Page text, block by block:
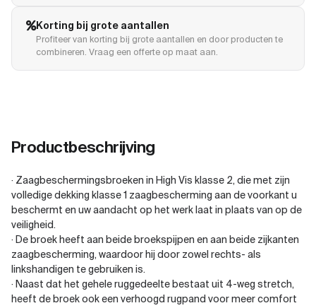
Korting bij grote aantallen
Profiteer van korting bij grote aantallen en door producten te
combineren. Vraag een offerte op maat aan.
Productbeschrijving
· Zaagbeschermingsbroeken in High Vis klasse 2, die met zijn
volledige dekking klasse 1 zaagbescherming aan de voorkant u
beschermt en uw aandacht op het werk laat in plaats van op de
veiligheid.
· De broek heeft aan beide broekspijpen en aan beide zijkanten
zaagbescherming, waardoor hij door zowel rechts- als
linkshandigen te gebruiken is.
· Naast dat het gehele ruggedeelte bestaat uit 4-weg stretch,
heeft de broek ook een verhoogd rugpand voor meer comfort